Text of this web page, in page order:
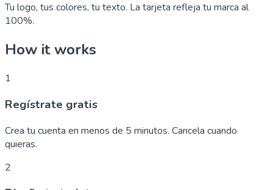
Tu logo, tus colores, tu texto. La tarjeta refleja tu marca al
100%.
How it works
1
Regístrate gratis
Crea tu cuenta en menos de 5 minutos. Cancela cuando
quieras.
2